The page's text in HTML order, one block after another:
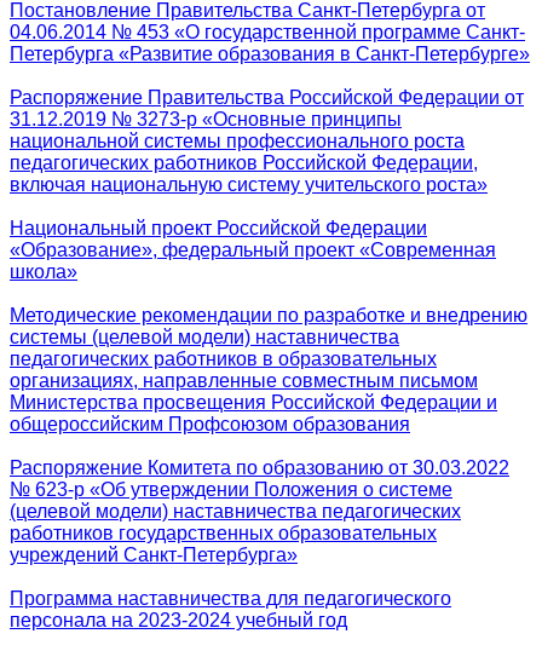
Постановление Правительства Санкт-Петербурга от
04.06.2014 № 453 «О государственной программе Санкт-
Петербурга «Развитие образования в Санкт-Петербурге»
Распоряжение Правительства Российской Федерации от
31.12.2019 № 3273-р «Основные принципы
национальной системы профессионального роста
педагогических работников Российской Федерации,
включая национальную систему учительского роста»
Национальный проект Российской Федерации
«Образование», федеральный проект «Современная
школа»
Методические рекомендации по разработке и внедрению
системы (целевой модели) наставничества
педагогических работников в образовательных
организациях, направленные совместным письмом
Министерства просвещения Российской Федерации и
общероссийским Профсоюзом образования
Распоряжение Комитета по образованию от 30.03.2022
№ 623-р «Об утверждении Положения о системе
(целевой модели) наставничества педагогических
работников государственных образовательных
учреждений Санкт-Петербурга»
Программа наставничества для педагогического
персонала на 2023-2024 учебный год